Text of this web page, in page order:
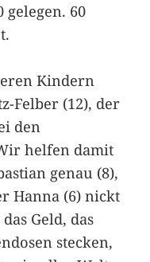
60
Kindern
Felber (12), der
den
helfen damit
genau (8),
Hanna (6) nickt
Geld, das
stecken,